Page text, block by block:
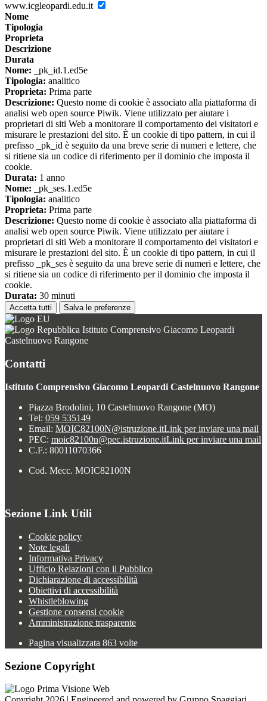
www.icgleopardi.edu.it
Nome
Tipologia
Proprieta
Descrizione
Durata
Nome: _pk_id.1.ed5e
Tipologia: analitico
Proprieta: Prima parte
Descrizione: Questo nome di cookie è associato alla piattaforma di
analisi web open source Piwik. Viene utilizzato per aiutare i
proprietari di siti Web a monitorare il comportamento dei visitatori e
misurare le prestazioni del sito. È un cookie di tipo pattern, in cui il
prefisso _pk_id è seguito da una breve serie di numeri e lettere, che
si ritiene sia un codice di riferimento per il dominio che imposta il
cookie.
Durata: 1 anno
Nome: _pk_ses.1.ed5e
Tipologia: analitico
Proprieta: Prima parte
Descrizione: Questo nome di cookie è associato alla piattaforma di
analisi web open source Piwik. Viene utilizzato per aiutare i
proprietari di siti Web a monitorare il comportamento dei visitatori e
misurare le prestazioni del sito. È un cookie di tipo pattern, in cui il
prefisso _pk_ses è seguito da una breve serie di numeri e lettere, che
si ritiene sia un codice di riferimento per il dominio che imposta il
cookie.
Durata: 30 minuti
Accetta tutti Salva le preferenze
Istituto Comprensivo Giacomo Leopardi
Castelnuovo Rangone
Contatti
Istituto Comprensivo Giacomo Leopardi Castelnuovo Rangone
Piazza Brodolini, 10 Castelnuovo Rangone (MO)
Tel: 059 535149
Email: MOIC82100N@istruzione.itLink per inviare una mail
PEC: moic82100n@pec.istruzione.itLink per inviare una mail
C.F.: 80011070366
Cod. Mecc. MOIC82100N
Sezione Link Utili
Cookie policy
Note legali
Informativa Privacy
Ufficio Relazioni con il Pubblico
Dichiarazione di accessibilità
Obiettivi di accessibilità
Whistleblowing
Gestione consensi cookie
Amministrazione trasparente
Pagina visualizzata 863 volte
Sezione Copyright